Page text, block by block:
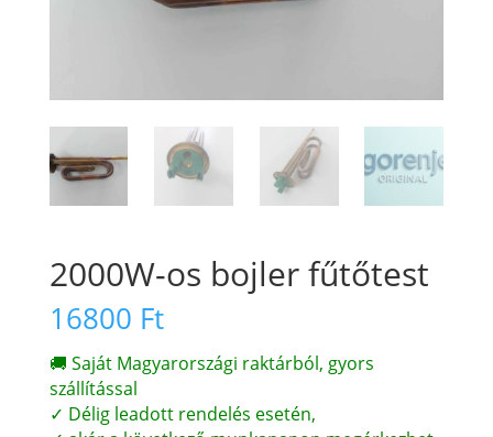
2000W-os bojler fűtőtest
16800 Ft
🚚 Saját Magyarországi raktárból, gyors
szállítással
✓ Délig leadott rendelés esetén,